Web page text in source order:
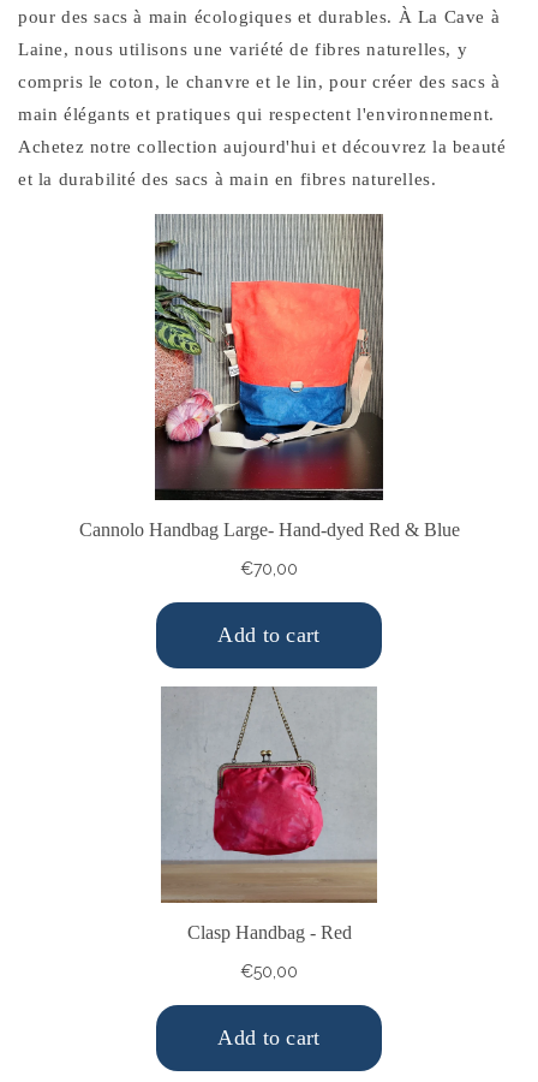
pour des sacs à main écologiques et durables. À La Cave à
Laine, nous utilisons une variété de fibres naturelles, y
compris le coton, le chanvre et le lin, pour créer des sacs à
main élégants et pratiques qui respectent l'environnement.
Achetez notre collection aujourd'hui et découvrez la beauté
et la durabilité des sacs à main en fibres naturelles.